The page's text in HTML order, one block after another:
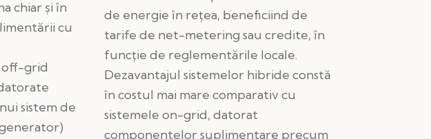
chiar și în
cu
off-grid
sistem de
de energie în rețea, beneficiind de
tarife de net-metering sau credite, în
funcție de reglementările locale.
Dezavantajul sistemelor hibride constă
în costul mai mare comparativ cu
sistemele on-grid, datorat
componentelor suplimentare precum